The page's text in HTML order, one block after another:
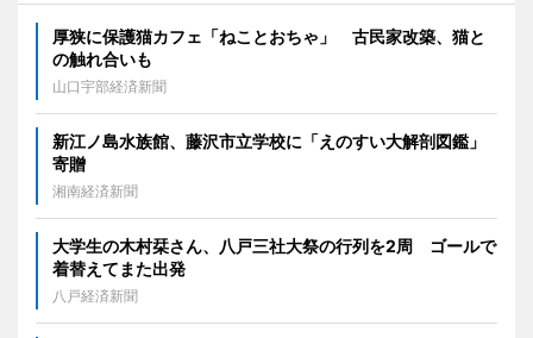
厚狭に保護猫カフェ「ねことおちゃ」 古民家改築、猫と
の触れ合いも
山口宇部経済新聞
新江ノ島水族館、藤沢市立学校に「えのすい大解剖図鑑」
寄贈
湘南経済新聞
大学生の木村栞さん、八戸三社大祭の行列を2周 ゴールで
着替えてまた出発
八戸経済新聞